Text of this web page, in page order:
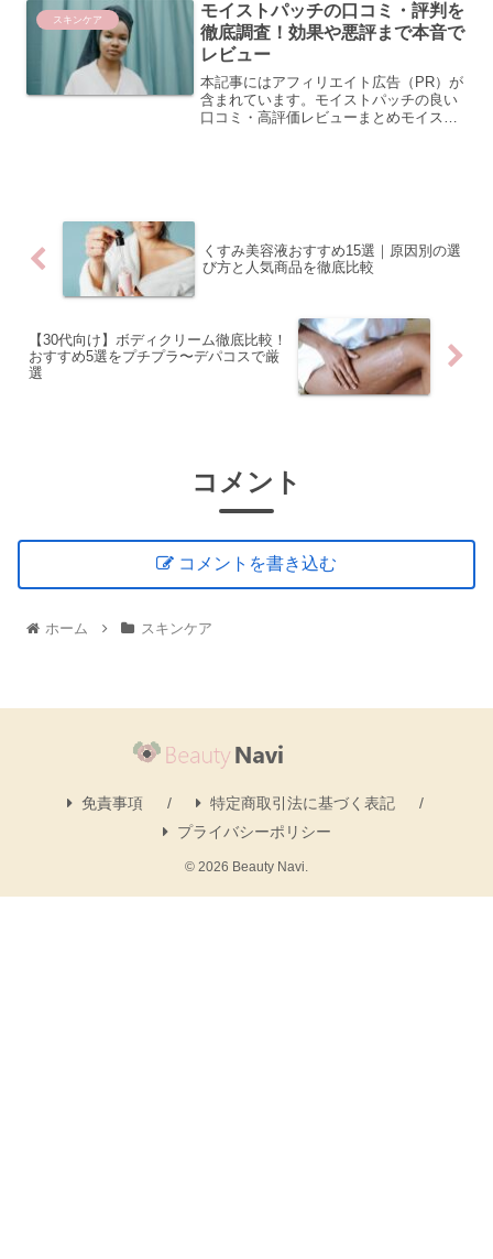
という方は、もしかした...
スキンケア
モイストパッチの口コミ・評判を
徹底調査！効果や悪評まで本音で
レビュー
本記事にはアフィリエイト広告（PR）が
含まれています。モイストパッチの良い
口コミ・高評価レビューまとめモイスト
くすみ美容液おすすめ15選｜原因別の選
び方と人気商品を徹底比較
【30代向け】ボディクリーム徹底比較！
おすすめ5選をプチプラ〜デパコスで厳
選
コメント
コメントを書き込む
ホーム スキンケア
免責事項
特定商取引法に基づく表記
プライバシーポリシー
© 2026 Beauty Navi.